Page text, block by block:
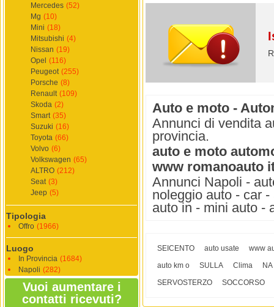
Mercedes (52)
Mg (10)
Mini (18)
Mitsubishi (4)
Nissan (19)
Opel (116)
Peugeot (255)
Porsche (8)
Renault (109)
Skoda (2)
Smart (35)
Suzuki (16)
Toyota (66)
Volvo (6)
Volkswagen (65)
ALTRO (212)
Seat (3)
Jeep (5)
Tipologia
Offro (1966)
Luogo
In Provincia (1684)
Napoli (282)
Vuoi aumentare i
contatti ricevuti?
Auto e moto -
Annunci di vendita
provincia.
auto e moto
www romanoauto
Annunci Napoli -
noleggio auto - car
auto in - mini auto -
SEICENTO auto usate
www
auto km o
SULLA Clima
NA
SERVOSTERZO
SOCCORSO